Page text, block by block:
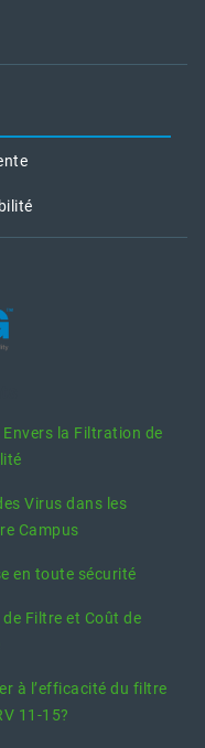
la Filtration de
Virus dans les
Campus
en toute sécurité
Filtre et Coût de
à l’efficacité du filtre
11-15?